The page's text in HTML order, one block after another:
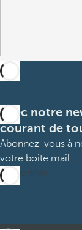
Avec notre
courant de
Abonnez-vous à
votre boite mail
M’abonner